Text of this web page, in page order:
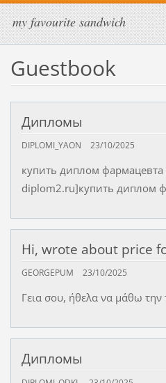
my favourite sandwich
Guestbook
Дипломы
DIPLOMI_YAON 23/10/2025
купить диплом
diplom2.ru]купить диплом
Hi, wrote about price
GEORGEPUM 23/10/2025
Γεια σου, ήθελα να μάθω την
Дипломы